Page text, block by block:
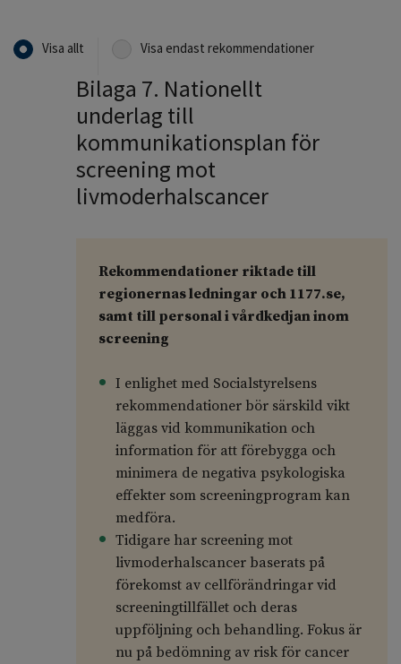
Visa allt Visa endast rekommendationer
Bilaga 7. Nationellt
underlag till
kommunikationsplan för
screening mot
livmoderhalscancer
Rekommendationer riktade till
regionernas ledningar och 1177.se,
samt till personal i vårdkedjan inom
screening
I enlighet med Socialstyrelsens
rekommendationer bör särskild vikt
läggas vid kommunikation och
information för att förebygga och
minimera de negativa psykologiska
effekter som screeningprogram kan
medföra.
Tidigare har screening mot
livmoderhalscancer baserats på
förekomst av cellförändringar vid
screeningtillfället och deras
uppföljning och behandling. Fokus är
nu på bedömning av risk för cancer